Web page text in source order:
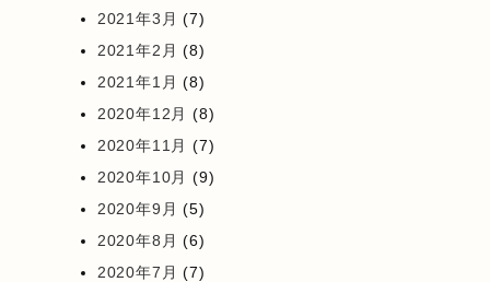
2021年3月 (7)
2021年2月 (8)
2021年1月 (8)
2020年12月 (8)
2020年11月 (7)
2020年10月 (9)
2020年9月 (5)
2020年8月 (6)
2020年7月 (7)